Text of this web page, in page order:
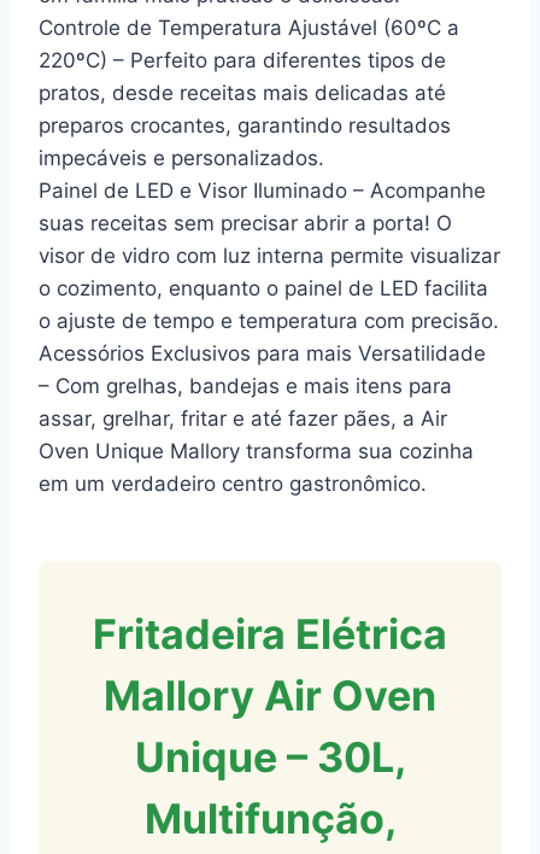
Controle de Temperatura Ajustável (60ºC a
220ºC) – Perfeito para diferentes tipos de
pratos, desde receitas mais delicadas até
preparos crocantes, garantindo resultados
impecáveis e personalizados.
Painel de LED e Visor Iluminado – Acompanhe
suas receitas sem precisar abrir a porta! O
visor de vidro com luz interna permite visualizar
o cozimento, enquanto o painel de LED facilita
o ajuste de tempo e temperatura com precisão.
Acessórios Exclusivos para mais Versatilidade
– Com grelhas, bandejas e mais itens para
assar, grelhar, fritar e até fazer pães, a Air
Oven Unique Mallory transforma sua cozinha
em um verdadeiro centro gastronômico.
Fritadeira Elétrica
Mallory Air Oven
Unique – 30L,
Multifunção,